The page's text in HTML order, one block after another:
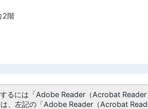
2階
るには「Adobe Reader（Acrobat Reader
、左記の「Adobe Reader（Acrobat